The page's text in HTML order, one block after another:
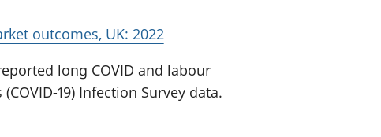
outcomes, UK: 2022
long COVID and labour
19) Infection Survey data.